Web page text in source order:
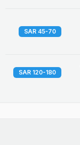
45-70 SAR
120-180 SAR